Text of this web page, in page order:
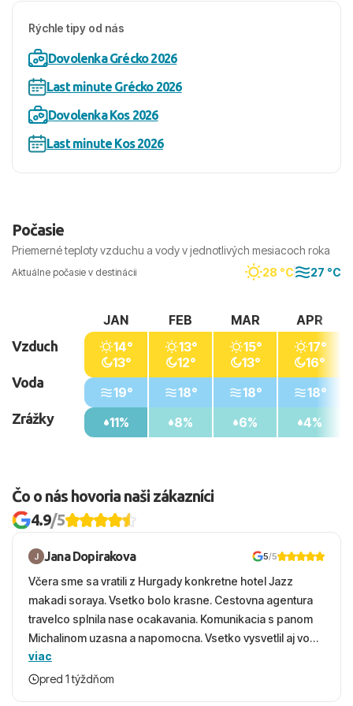
Rýchle tipy od nás
Dovolenka Grécko 2026
Last minute Grécko 2026
Dovolenka Kos 2026
Last minute Kos 2026
Počasie
Priemerné teploty vzduchu a vody v jednotlivých mesiacoch roka
Aktuálne počasie v destinácii 28 °C 27 °C
Vzduch
Voda
Zrážky
JAN
14°
13°
19°
11%
FEB
13°
12°
18°
8%
MAR
15°
13°
18°
6%
APR
17°
16°
18°
4%
Čo o nás hovoria naši zákazníci
4.9/5
Jana Dopirakova 5/5
Včera sme sa vratili z Hurgady konkretne hotel Jazz
makadi soraya. Vsetko bolo krasne. Cestovna agentura
travelco splnila nase ocakavania. Komunikacia s panom
Michalinom uzasna a napomocna. Vsetko vysvetlil aj vo
vecernych hodinach zaco sa ospravedlnujem. Hotel
krasny, cisty. Sluzby top. Strava, prostredie, more,
viac
pred 1 týždňom